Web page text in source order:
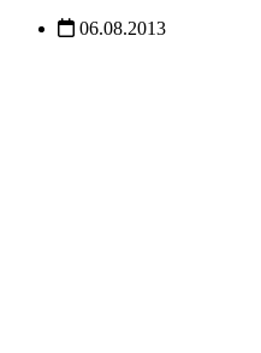
06.08.2013